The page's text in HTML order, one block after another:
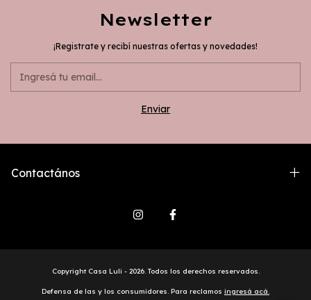
Newsletter
¡Registrate y recibí nuestras ofertas y novedades!
Contactános
Copyright Casa Luli - 2026. Todos los derechos reservados.
Defensa de las y los consumidores. Para reclamos ingresá acá.